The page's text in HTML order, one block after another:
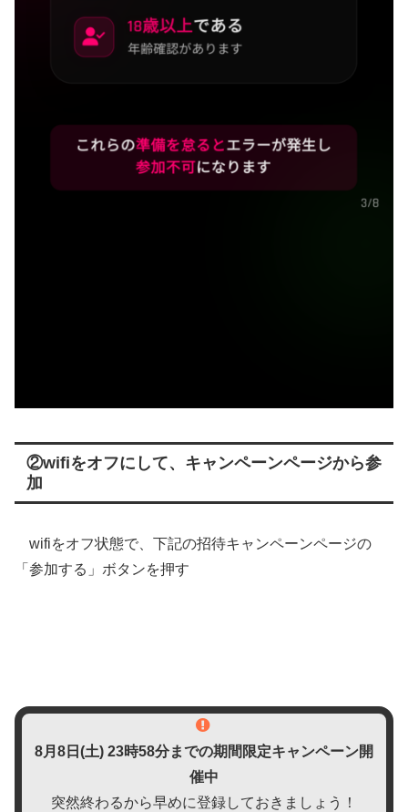
②wifiをオフにして、キャンペーンページから参
加
wifiをオフ状態で、下記の招待キャンペーンページの
「参加する」ボタンを押す
8月8日(土) 23時58分までの期間限定キャンペーン開
催中
突然終わるから早めに登録しておきましょう！